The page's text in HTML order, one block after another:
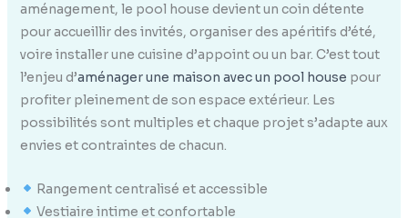
aménagement, le pool house devient un coin détente
pour accueillir des invités, organiser des apéritifs d’été,
voire installer une cuisine d’appoint ou un bar. C’est tout
l’enjeu d’aménager une maison avec un pool house pour
profiter pleinement de son espace extérieur. Les
possibilités sont multiples et chaque projet s’adapte aux
envies et contraintes de chacun.
Rangement centralisé et accessible
Vestiaire intime et confortable